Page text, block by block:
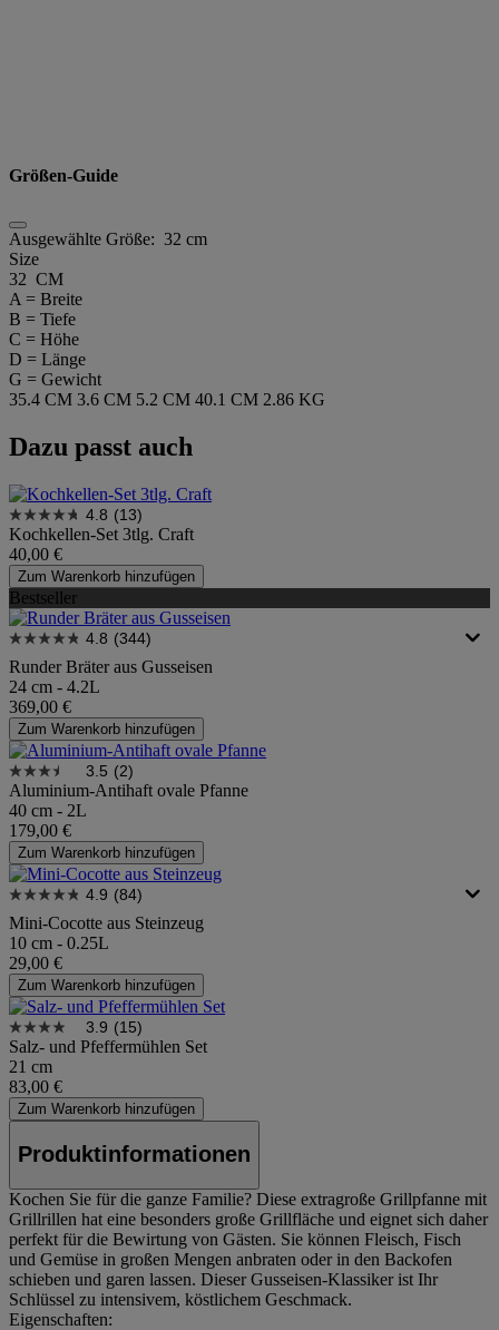
Größen-Guide
Ausgewählte Größe: 32 cm
Size
32 CM
A = Breite
B = Tiefe
C = Höhe
D = Länge
G = Gewicht
35.4 CM 3.6 CM 5.2 CM 40.1 CM 2.86 KG
Dazu passt auch
4.8 (13)
Kochkellen-Set 3tlg. Craft
40,00 €
Zum Warenkorb hinzufügen
Bestseller
4.8 (344)
Runder Bräter aus Gusseisen
24 cm - 4.2L
369,00 €
Zum Warenkorb hinzufügen
3.5 (2)
Aluminium-Antihaft ovale Pfanne
40 cm - 2L
179,00 €
Zum Warenkorb hinzufügen
4.9 (84)
Mini-Cocotte aus Steinzeug
10 cm - 0.25L
29,00 €
Zum Warenkorb hinzufügen
3.9 (15)
Salz- und Pfeffermühlen Set
21 cm
83,00 €
Zum Warenkorb hinzufügen
Produktinformationen
Kochen Sie für die ganze Familie? Diese extragroße Grillpfanne mit
Grillrillen hat eine besonders große Grillfläche und eignet sich daher
perfekt für die Bewirtung von Gästen. Sie können Fleisch, Fisch
und Gemüse in großen Mengen anbraten oder in den Backofen
schieben und garen lassen. Dieser Gusseisen-Klassiker ist Ihr
Schlüssel zu intensivem, köstlichem Geschmack.
Eigenschaften: